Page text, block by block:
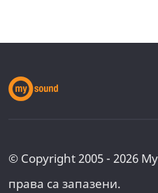
© Copyright 2005 - 2026
права са запазени.